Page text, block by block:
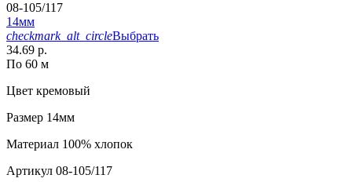
08-105/117
14мм
checkmark_alt_circleВыбрать
34.69 р.
По 60 м
Цвет кремовый
Размер 14мм
Материал 100% хлопок
Артикул 08-105/117